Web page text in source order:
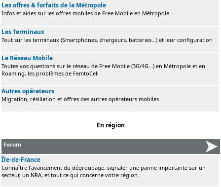
Les offres & forfaits de la Métropole
Infos et aides sur les offres mobiles de Free Mobile en Métropole.
Les Terminaux
Tout sur les terminaux (Smartphones, chargeurs, batteries...) et leur configuration
Le Réseau Mobile
Toutes vos questions sur le réseau de Free Mobile (3G/4G...) en Métropole et en
Roaming, les problèmes de FemtoCell
Autres opérateurs
Migration, résiliation et offres des autres opérateurs mobiles
En région
Forum
Île-de-France
Connaître l'avancement du dégroupage, signaler une panne importante sur un
secteur, un NRA, et tout ce qui concerne votre région.